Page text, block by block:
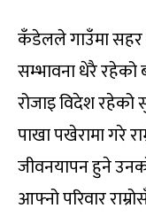
कँडेलले गाउँमा सहर
सम्भावना धेरै
रोजाइ विदेश रहेको
पाखा पखेरामा गरे
जीवनयापन हुने
आफ्नो परिवार